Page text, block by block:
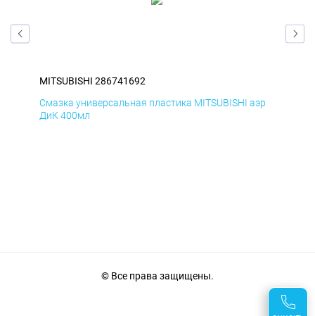
MITSUBISHI 286741692
Смазка универсальная пластика MITSUBISHI аэр
ДиК 400мл
© Все права защищены.